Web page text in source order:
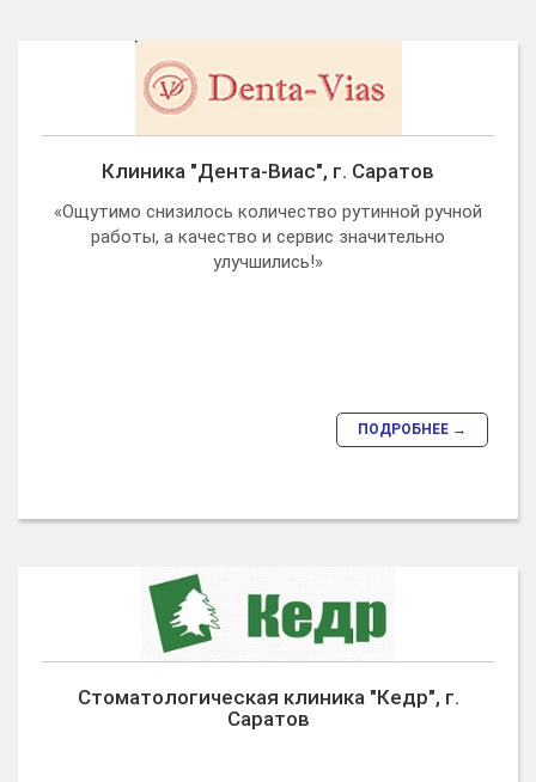
Клиника "Дента-Виас", г. Саратов
«Ощутимо снизилось количество рутинной ручной
работы, а качество и сервис значительно
улучшились!»
ПОДРОБНЕЕ →
Стоматологическая клиника "Кедр", г.
Саратов